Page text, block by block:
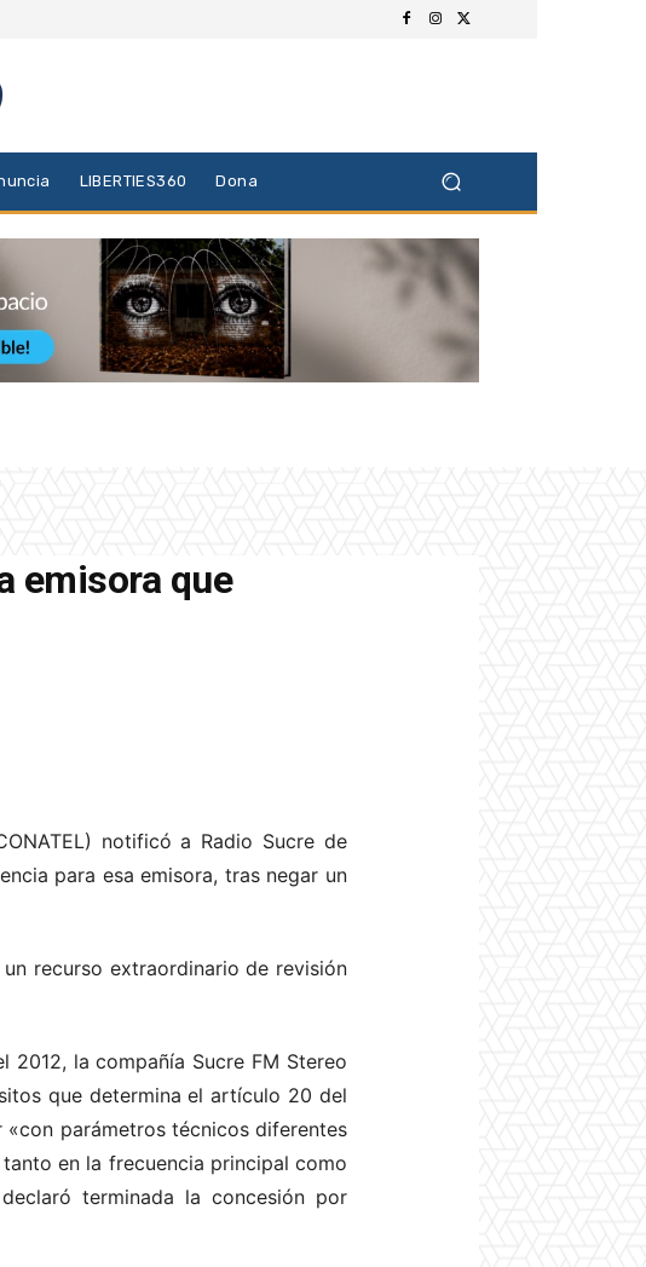
LIBERTIES360 Dona
emisora que
notificó a Radio Sucre de
para esa emisora, tras negar un
recurso extraordinario de revisión
2012, la compañía Sucre FM Stereo
que determina el artículo 20 del
«con parámetros técnicos diferentes
en la frecuencia principal como
terminada la concesión por